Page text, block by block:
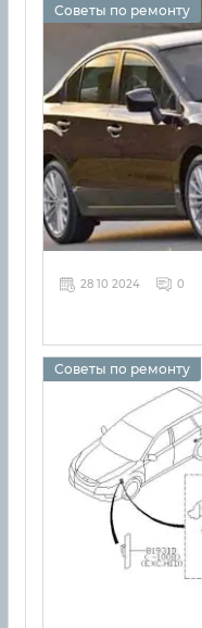
Советы по ремонту
28 10 2024 0
Советы по ремонту